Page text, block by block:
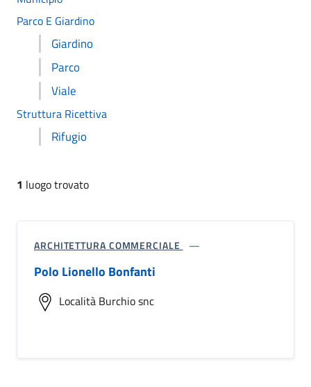
Parco E Giardino
Giardino
Parco
Viale
Struttura Ricettiva
Rifugio
1 luogo trovato
ARCHITETTURA COMMERCIALE
Polo Lionello Bonfanti
Località Burchio snc